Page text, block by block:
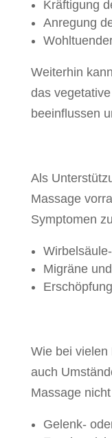
Kräftigung
Anregung
Weiterhin
das
beeinflussen
Als
Massage
Symptomen
Migräne
Erschöpfung
Wie bei vielen
auch
Massage
Gelenk-